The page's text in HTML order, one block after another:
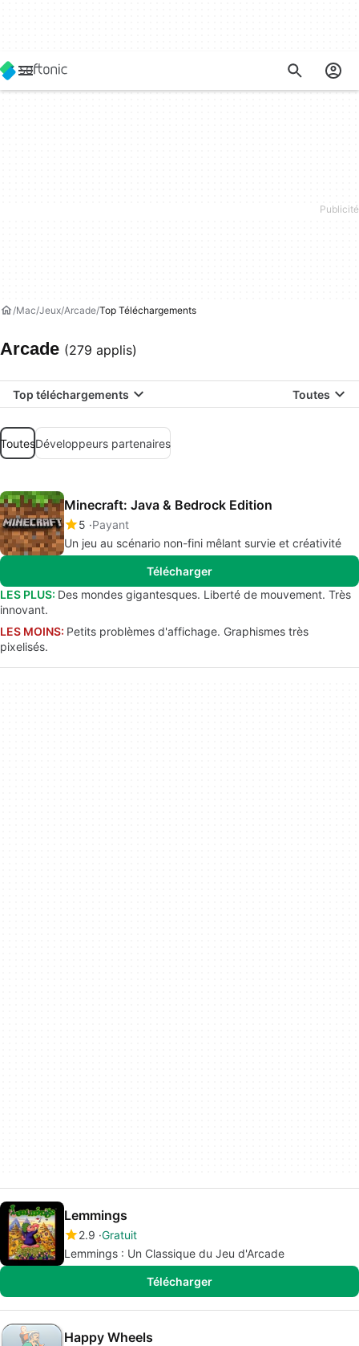
Mac Jeux Arcade Top Téléchargements
Arcade (279 applis)
Top téléchargements Toutes
ToutesDéveloppeurs partenaires
Minecraft: Java & Bedrock Edition
5 Payant
Un jeu au scénario non-fini mêlant survie et créativité
Télécharger
LES PLUS: Des mondes gigantesques. Liberté de mouvement. Très
innovant.
LES MOINS: Petits problèmes d'affichage. Graphismes très
pixelisés.
Lemmings
2.9 Gratuit
Lemmings : Un Classique du Jeu d'Arcade
Télécharger
Happy Wheels